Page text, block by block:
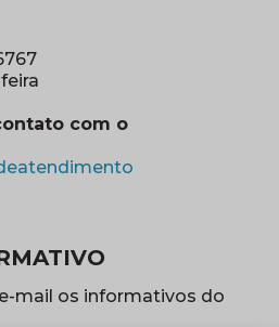
com o
mail os informativos do